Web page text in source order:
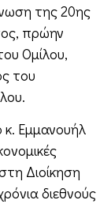
της 20ης
πρώην
Ομίλου,
του
κ. Εμμανουήλ
Διοίκηση
διεθνούς